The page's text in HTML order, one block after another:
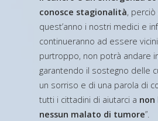
conosce stagionalità, perciò
quest’anno i nostri medici e
continueranno ad essere
purtroppo, non potrà andare
garantendo il sostegno delle
un sorriso e di una parola di
tutti i cittadini di aiutarci a non
nessun malato di tumore”.